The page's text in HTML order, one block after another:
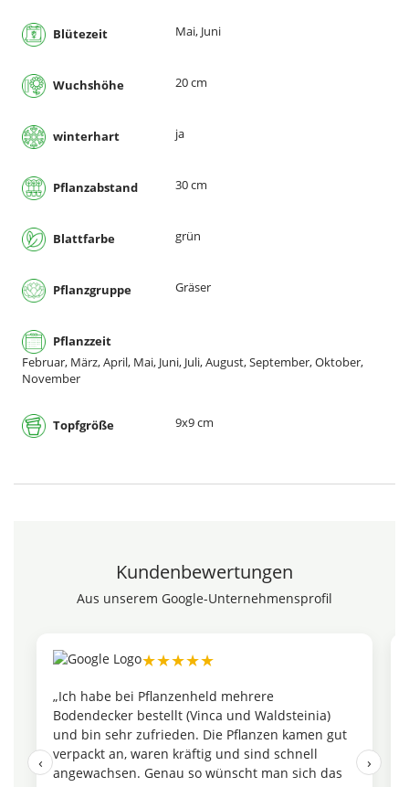
Blütezeit Mai, Juni
Wuchshöhe 20 cm
winterhart ja
Pflanzabstand 30 cm
Blattfarbe grün
Pflanzgruppe Gräser
Pflanzzeit
Februar, März, April, Mai, Juni, Juli, August, September, Oktober,
November
Topfgröße 9x9 cm
Kundenbewertungen
Aus unserem Google-Unternehmensprofil
★★★★★
„Ich habe bei Pflanzenheld mehrere
Bodendecker bestellt (Vinca und Waldsteinia)
und bin sehr zufrieden. Die Pflanzen kamen gut
verpackt an, waren kräftig und sind schnell
angewachsen. Genau so wünscht man sich das
‹ ›